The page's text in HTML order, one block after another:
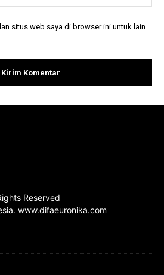
situs web saya di browser ini untuk lain
Reserved
www.difaeuronika.com